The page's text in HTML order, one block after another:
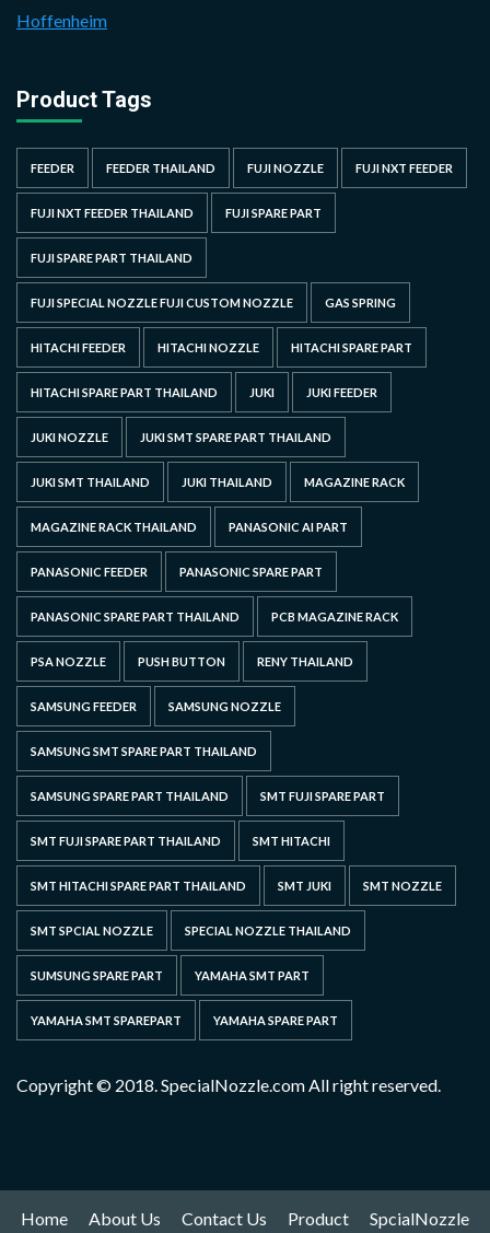
Hoffenheim
Product Tags
FEEDER FEEDER THAILAND FUJI NOZZLE FUJI NXT FEEDER
FUJI NXT FEEDER THAILAND FUJI SPARE PART
FUJI SPARE PART THAILAND
FUJI SPECIAL NOZZLE FUJI CUSTOM NOZZLE GAS SPRING
HITACHI FEEDER HITACHI NOZZLE HITACHI SPARE PART
HITACHI SPARE PART THAILAND JUKI JUKI FEEDER
JUKI NOZZLE JUKI SMT SPARE PART THAILAND
JUKI SMT THAILAND JUKI THAILAND MAGAZINE RACK
MAGAZINE RACK THAILAND PANASONIC AI PART
PANASONIC FEEDER PANASONIC SPARE PART
PANASONIC SPARE PART THAILAND PCB MAGAZINE RACK
PSA NOZZLE PUSH BUTTON RENY THAILAND
SAMSUNG FEEDER SAMSUNG NOZZLE
SAMSUNG SMT SPARE PART THAILAND
SAMSUNG SPARE PART THAILAND SMT FUJI SPARE PART
SMT FUJI SPARE PART THAILAND SMT HITACHI
SMT HITACHI SPARE PART THAILAND SMT JUKI SMT NOZZLE
SMT SPCIAL NOZZLE SPECIAL NOZZLE THAILAND
SUMSUNG SPARE PART YAMAHA SMT PART
YAMAHA SMT SPAREPART YAMAHA SPARE PART
Copyright © 2018. SpecialNozzle.com All right reserved.
Home About Us Contact Us Product SpcialNozzle